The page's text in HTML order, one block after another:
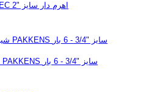
شیر اطمینان هایسک HISEC اهرم دار سایز "2
شیر اطمینان تق تقی پکنز PAKKENS سایز "3/4 - 6 بار